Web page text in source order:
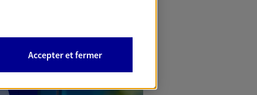
Accepter et fermer